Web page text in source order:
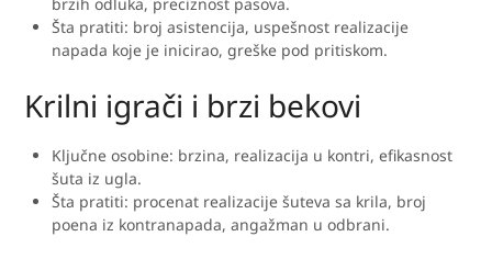
brzih odluka, preciznost pasova.
Šta pratiti: broj asistencija, uspešnost realizacije
napada koje je inicirao, greške pod pritiskom.
Krilni igrači i brzi bekovi
Ključne osobine: brzina, realizacija u kontri, efikasnost
šuta iz ugla.
Šta pratiti: procenat realizacije šuteva sa krila, broj
poena iz kontranapada, angažman u odbrani.